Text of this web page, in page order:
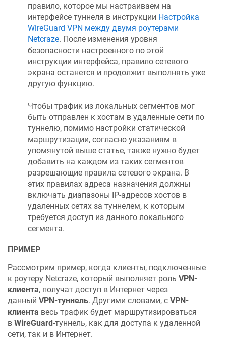
правило, которое мы настраиваем на
интерфейсе туннеля в инструкции Настройка
WireGuard VPN между двумя роутерами
Netcraze. После изменения уровня
безопасности настроенного по этой
инструкции интерфейса, правило сетевого
экрана останется и продолжит выполнять уже
другую функцию.
Чтобы трафик из локальных сегментов мог
быть отправлен к хостам в удаленные сети по
туннелю, помимо настройки статической
маршрутизации, согласно указаниям в
упомянутой выше статье, также нужно будет
добавить на каждом из таких сегментов
разрешающие правила сетевого экрана. В
этих правилах адреса назначения должны
включать диапазоны IP-адресов хостов в
удаленных сетях за туннелем, к которым
требуется доступ из данного локального
сегмента.
ПРИМЕР
Рассмотрим пример, когда клиенты, подключенные
к роутеру Netcraze, который выполняет роль VPN-
клиента, получат доступ в Интернет через
данный VPN-туннель. Другими словами, с VPN-
клиента весь трафик будет маршрутизироваться
в WireGuard-туннель, как для доступа к удаленной
сети, так и в Интернет.